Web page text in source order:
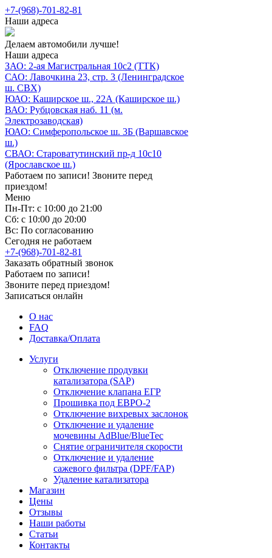
+7-(968)-701-82-81
Наши адреса
Делаем автомобили лучше!
Наши адреса
ЗАО: 2-ая Магистральная 10с2 (ТТК)
САО: Лавочкина 23, стр. 3 (Ленинградское
ш. СВХ)
ЮАО: Каширское ш., 22А (Каширское ш.)
ВАО: Рубцовская наб. 11 (м.
Электрозаводская)
ЮАО: Симферопольское ш. 3Б (Варшавское
ш.)
СВАО: Староватутинский пр-д 10с10
(Ярославское ш.)
Работаем по записи! Звоните перед
приездом!
Меню
Пн-Пт: с 10:00 до 21:00
Сб: с 10:00 до 20:00
Вс: По согласованию
Сегодня не работаем
+7-(968)-701-82-81
Заказать обратный звонок
Работаем по записи!
Звоните перед приездом!
Записаться онлайн
О нас
FAQ
Доставка/Оплата
Услуги
Отключение продувки
катализатора (SAP)
Отключение клапана ЕГР
Прошивка под ЕВРО-2
Отключение вихревых заслонок
Отключение и удаление
мочевины AdBlue/BlueTec
Снятие ограничителя скорости
Отключение и удаление
сажевого фильтра (DPF/FAP)
Удаление катализатора
Магазин
Цены
Отзывы
Наши работы
Статьи
Контакты